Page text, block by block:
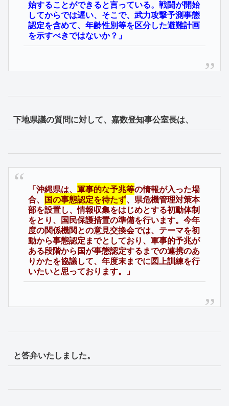
始することができると言っている。戦闘が開始
してからでは遅い、そこで、武力攻撃予測事態
認定を含めて、年齢性別等を区分した避難計画
を示すべきではないか？」
下地県議の質問に対して、嘉数登知事公室長は、
「沖縄県は、軍事的な予兆等の情報が入った場
合、 国の事態認定を待たず、県危機管理対策本
部を設置し、情報収集をはじめとする初動体制
をとり、国民保護措置の準備を行います。今年
度の関係機関との意見交換会では、テーマを初
動から事態認定までとしており、軍事的予兆が
ある段階から国が事態認定するまでの連携のあ
りかたを協議して、年度末までに図上訓練を行
いたいと思っております。」
と答弁いたしました。